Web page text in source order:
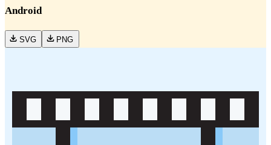
Android
SVG PNG